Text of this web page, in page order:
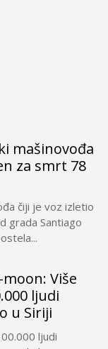
mašinovođa
za smrt 78
čiji je voz izletio
grada Santiago
moon: Više
ljudi
u Siriji
ljudi